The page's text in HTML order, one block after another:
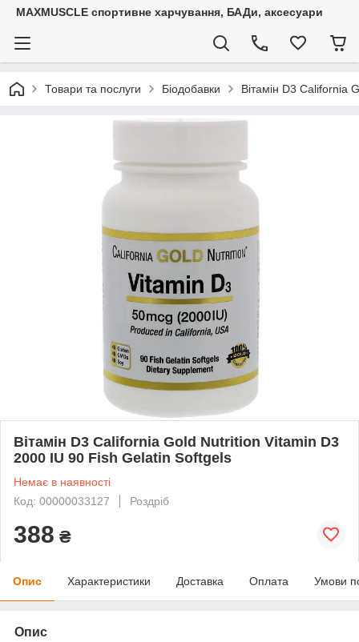
MAXMUSCLE спортивне харчування, БАДи, аксесуари
Товари та послуги Біодобавки Вітамін D3 California
Вітамін D3 California Gold Nutrition Vitamin D3
2000 IU 90 Fish Gelatin Softgels
Немає в наявності
Код: 00000033127
Роздріб
388 ₴
Опис Характеристики Доставка Оплата Умови
Опис